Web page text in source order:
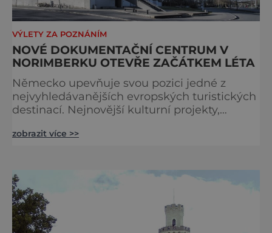
VÝLETY ZA POZNÁNÍM
NOVÉ DOKUMENTAČNÍ CENTRUM V
NORIMBERKU OTEVŘE ZAČÁTKEM LÉTA
Německo upevňuje svou pozici jedné z
nejvyhledávanějších evropských turistických
destinací. Nejnovější kulturní projekty,
rekonstrukce historických památek přitahují
moderní zážitky do jedinečné nabídky
turistických míst – přinášíme jejich výběr. Po
přibližně pětileté
zobrazit více >>